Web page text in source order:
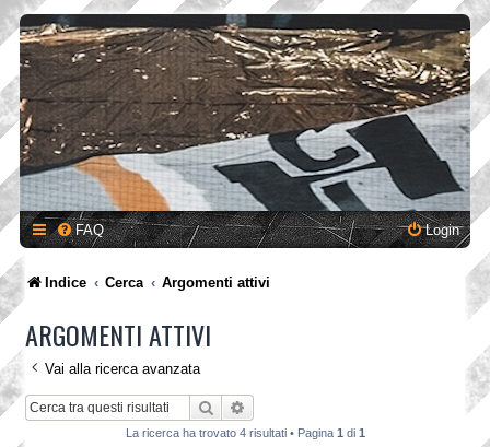
FAQ Login
Indice Cerca Argomenti attivi
ARGOMENTI ATTIVI
Vai alla ricerca avanzata
Cerca
La ricerca ha trovato 4 risultati • Pagina 1 di 1